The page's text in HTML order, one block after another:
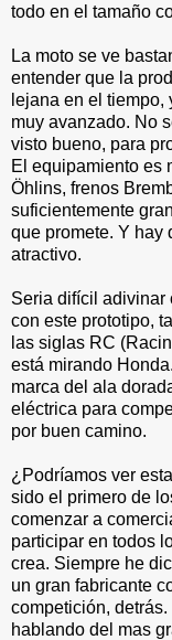
todo en el tamaño
La moto se ve
entender que la
lejana en el
muy avanzado. No
visto bueno, para
El equipamiento es
Öhlins, frenos
suficientemente
que promete. Y hay
atractivo.
Seria difícil adivinar
con este prototipo,
las siglas RC
está mirando
marca del ala
eléctrica para
por buen camino.
¿Podríamos ver
sido el primero de
comenzar a
participar en todos
crea. Siempre he
un gran fabricante
competición,
hablando del mas